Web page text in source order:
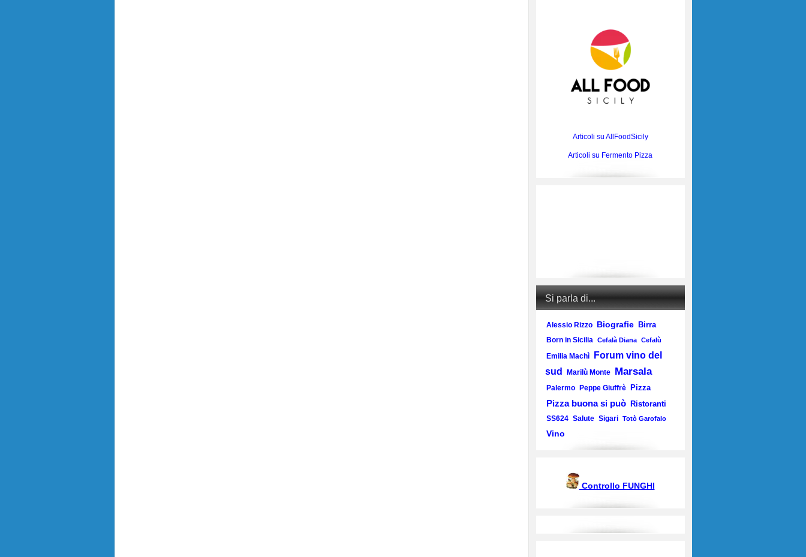
Articoli su AllFoodSicily
Articoli su Fermento Pizza
Si parla di...
Alessio Rizzo Biografie Birra
Born in Sicilia Cefalà Diana Cefalù
Emilia Machì
Forum vino del
sud
Marilù Monte Marsala
Palermo Peppe Giuffrè Pizza
Pizza buona si può Ristoranti
SS624 Salute Sigari Totò Garofalo
Vino
Controllo FUNGHI